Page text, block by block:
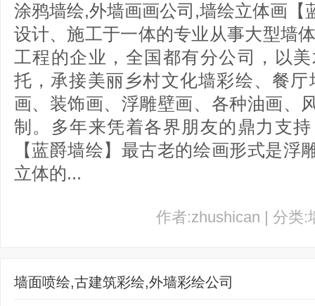
涂鸦墙绘,外墙画画公司,墙绘立体画【
设计、施工于一体的专业从事大型墙
工程的企业，全国都有分公司，以
托，承接美丽乡村文化墙彩绘、餐
画、装饰画、浮雕壁画、各种油画、
制。多年来凭着各界朋友的鼎力支
【蓝爵墙绘】最古老的绘画形式是浮
立体的...
作者:zhushican | 分类:
墙面喷绘,古建筑彩绘,外墙彩绘公司